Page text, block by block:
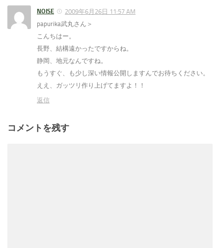
NOISE
2009年6月26日 11:57 AM
papurika武丸さん＞
こんちはー。
長野、結構遠かったですからね。
静岡、地元なんですね。
もうすぐ、も少し深い情報公開しますんでお待ちください。
ええ、ガッツリ作り上げてますよ！！
返信
コメントを残す